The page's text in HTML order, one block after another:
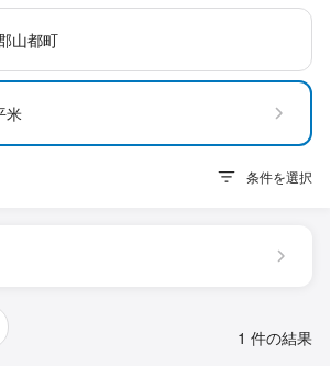
山都町
米
条件を選択
1 件の結果